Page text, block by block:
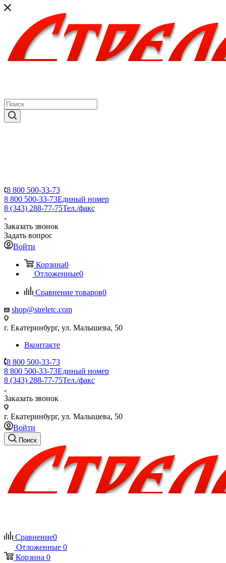
8 800 500-33-73
8 800 500-33-73Единый номер
8 (343) 288-77-75Тел./факс
Заказать звонок
Задать вопрос
Войти
Корзина0
Отложенные0
Сравнение товаров0
shop@streletc.com
г. Екатеринбург, ул. Малышева, 50
Вконтакте
8 800 500-33-73
8 800 500-33-73Единый номер
8 (343) 288-77-75Тел./факс
Заказать звонок
г. Екатеринбург, ул. Малышева, 50
Войти
Поиск
Сравнение0
Отложенные 0
Корзина 0